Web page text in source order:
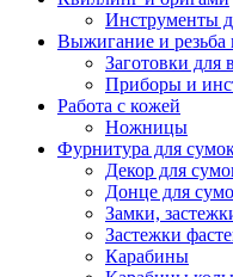
Инструменты
Выжигание и резьба
Заготовки
Приборы и
Работа с кожей
Ножницы
Фурнитура для
Декор для
Донце для
Замки,
Застежки
Карабины